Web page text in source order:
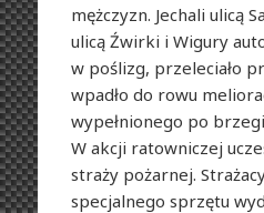
mężczyzn. Jechali ulicą
ulicą Źwirki i Wigury
w poślizg, przeleciało
wpadło do rowu
wypełnionego po
W akcji ratowniczej
straży pożarnej.
specjalnego sprzętu